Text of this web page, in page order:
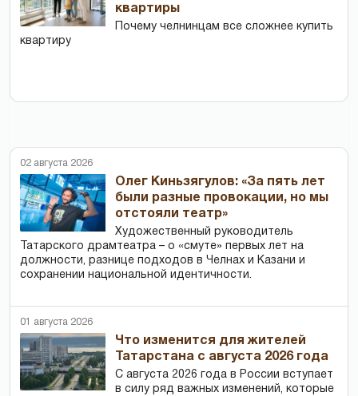
квартиры
Почему челнинцам все сложнее купить
квартиру
02 августа 2026
Олег Киньзягулов: «За пять лет
были разные провокации, но мы
отстояли театр»
Художественный руководитель
Татарского драмтеатра – о «смуте» первых лет на
должности, разнице подходов в Челнах и Казани и
сохранении национальной идентичности.
01 августа 2026
Что изменится для жителей
Татарстана с августа 2026 года
С августа 2026 года в России вступает
в силу ряд важных изменений, которые